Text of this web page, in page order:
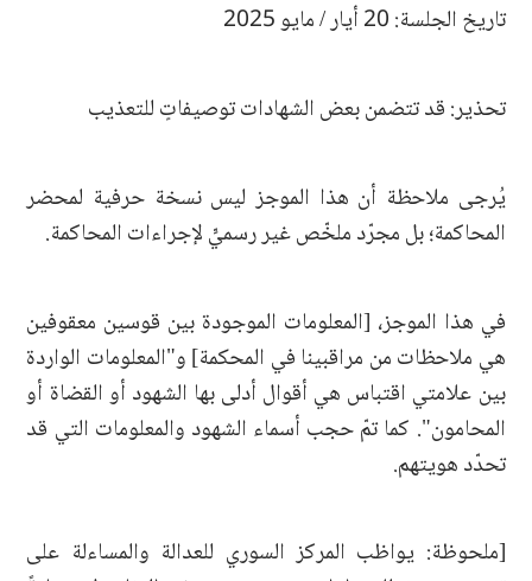
تاريخ الجلسة: 20 أيار / مايو 2025
تحذير: قد تتضمن بعض الشهادات توصيفاتٍ للتعذيب
يُرجى ملاحظة أن هذا الموجز ليس نسخة حرفية لمحضر
المحاكمة؛ بل مجرّد ملخّص غير رسميٍّ لإجراءات المحاكمة.
في هذا الموجز، [المعلومات الموجودة بين قوسين معقوفين
هي ملاحظات من مراقبينا في المحكمة] و"المعلومات الواردة
بين علامتي اقتباس هي أقوال أدلى بها الشهود أو القضاة أو
المحامون". كما تمّ حجب أسماء الشهود والمعلومات التي قد
تحدّد هويتهم.
[ملحوظة: يواظب المركز السوري للعدالة والمساءلة على